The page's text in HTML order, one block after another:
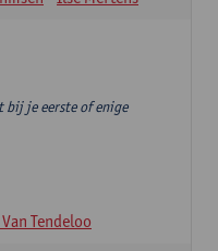
bij je eerste of enige
Tendeloo